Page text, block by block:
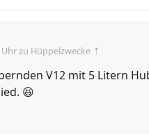
Uhrzu Hüppelzwecke ⇡
V12 mit 5 Litern
😆